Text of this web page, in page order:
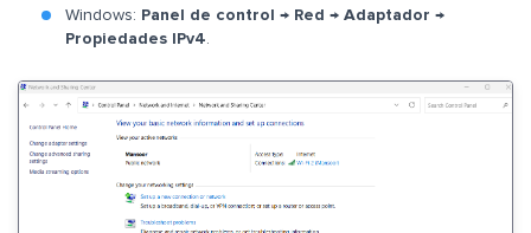
Windows: Panel de control → Red → Adaptador →
Propiedades IPv4.